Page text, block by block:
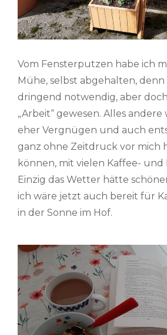
Vom Fensterputzen habe ich
Mühe, selbst abgehalten, denn
dringend notwendig, aber
„Arbeit“ gewesen. Alles
eher Vergnügen und auch
ganz ohne Zeitdruck vor mich
können, mit vielen Kaffee- und
Einzig das Wetter hätte
ich wäre jetzt auch bereit für
in der Sonne im Hof.